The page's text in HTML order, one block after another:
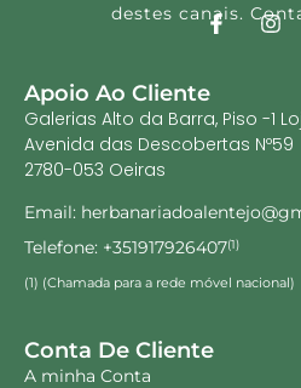
destes canais.
Apoio Ao Cliente
Galerias Alto da Barra, Piso -1
Avenida das Descobertas Nº59
2780-053 Oeiras
Email:
Telefone: +351917926407(1)
(1) (Chamada para a rede móvel nacional)
Conta De Cliente
A minha Conta